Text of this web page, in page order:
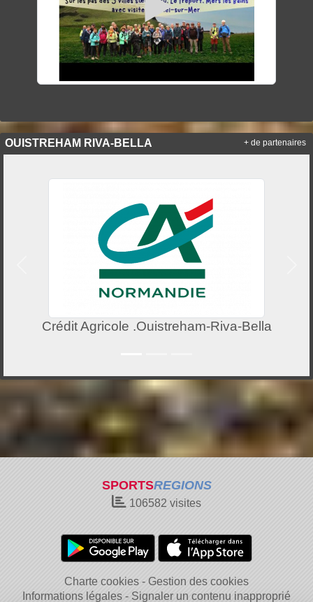
OUISTREHAM RIVA-BELLA
Crédit Agricole .Ouistreham-Riva-Bella
+ de partenaires
SPORTSREGIONS
106582 visites
Charte cookies
Gestion des cookies
Informations légales
Signaler un contenu inapproprié